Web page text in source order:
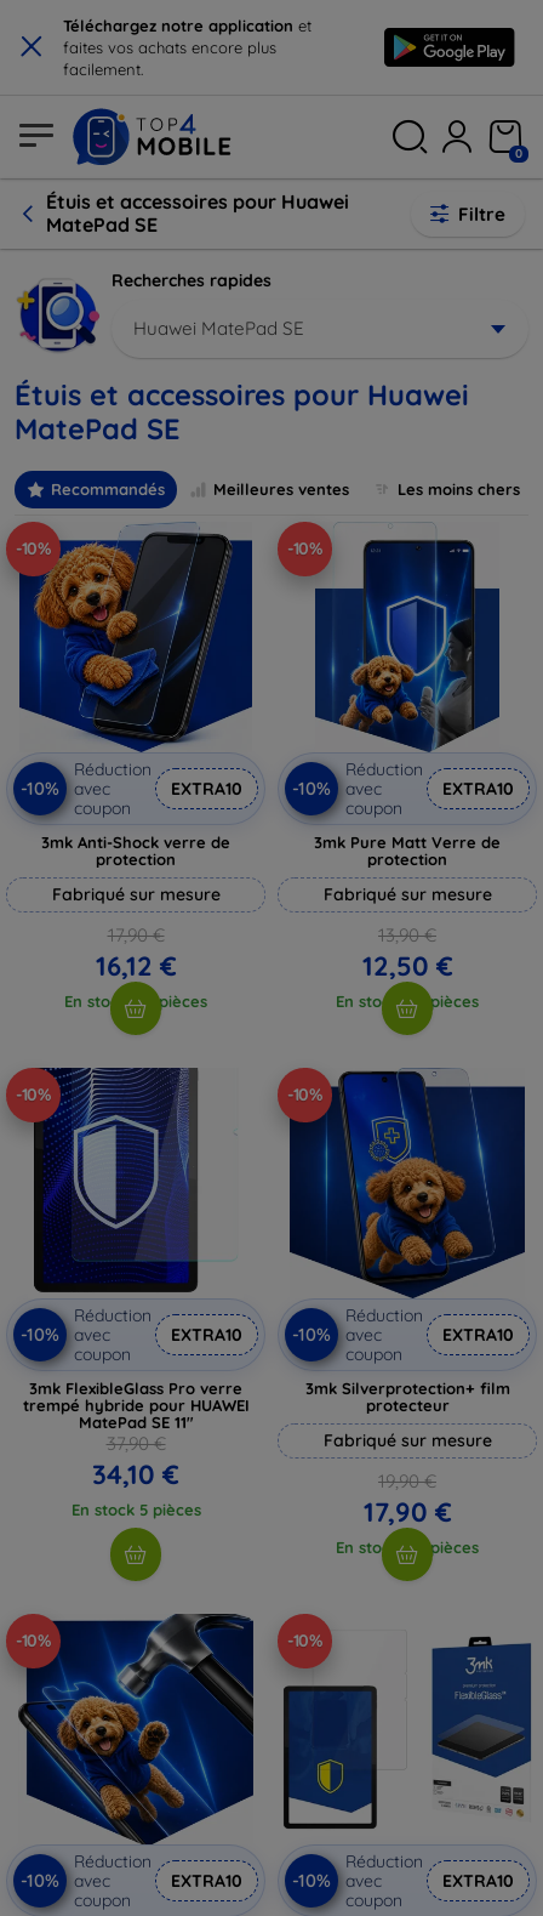
× Téléchargez notre application et
faites vos achats encore plus
facilement.
0
Étuis et accessoires pour Huawei
MatePad SE
Filtre
Recherches rapides
Huawei MatePad SE
Étuis et accessoires pour Huawei
MatePad SE
Recommandés Meilleures ventes Les moins chers
-10%
-10%
Réduction
avec
coupon
EXTRA10
3mk Anti-Shock verre de
protection
Fabriqué sur mesure
17,90 €
16,12 €
En stock > 5 pièces
-10%
-10%
Réduction
avec
coupon
EXTRA10
3mk Pure Matt Verre de
protection
Fabriqué sur mesure
13,90 €
12,50 €
En stock > 5 pièces
-10%
-10%
Réduction
avec
coupon
EXTRA10
3mk FlexibleGlass Pro verre
trempé hybride pour HUAWEI
MatePad SE 11"
37,90 €
34,10 €
En stock 5 pièces
-10%
-10%
Réduction
avec
coupon
EXTRA10
3mk Silverprotection+ film
protecteur
Fabriqué sur mesure
19,90 €
17,90 €
En stock > 5 pièces
-10%
-10%
Réduction
avec
coupon
EXTRA10
-10%
-10%
Réduction
avec
coupon
EXTRA10